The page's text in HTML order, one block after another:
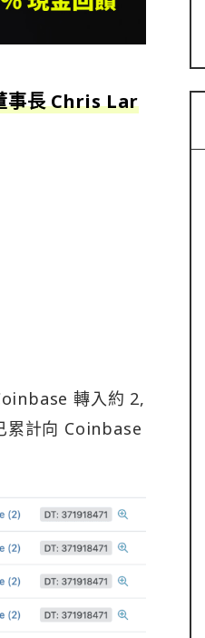
事長 Chris Lar
轉入約 2,
累計向 Coinbase